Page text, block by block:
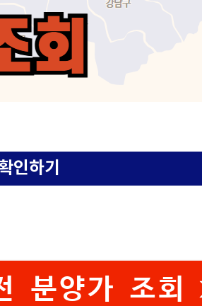
인하기
분양가 조회